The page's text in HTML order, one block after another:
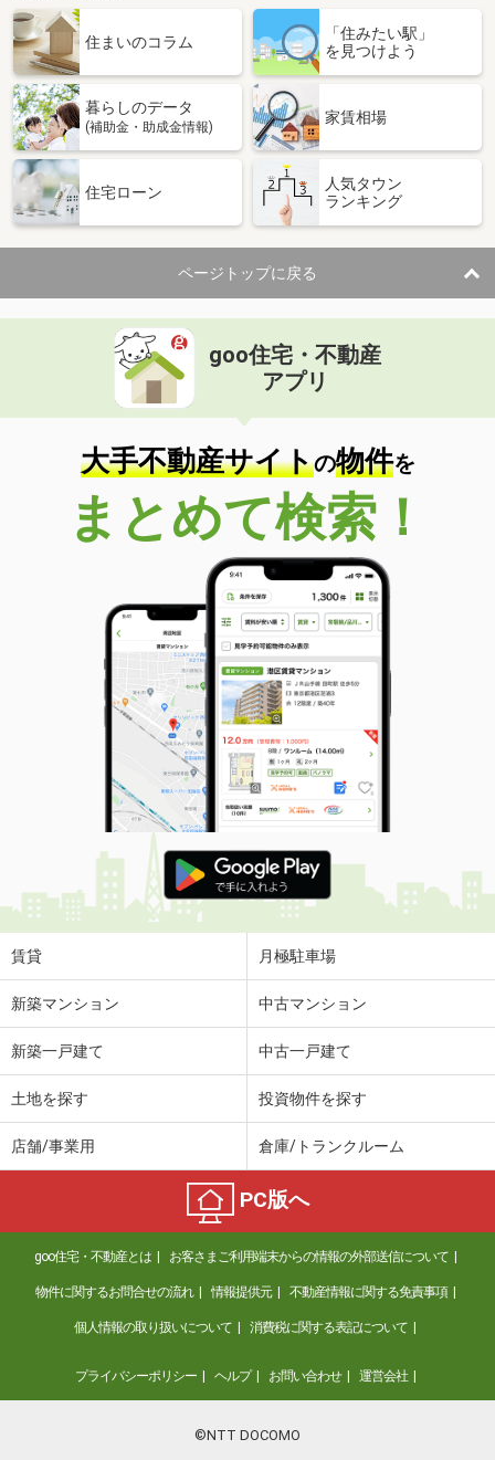
住まいのコラム
「住みたい駅」
を見つけよう
暮らしのデータ
(補助金・助成金情報)
家賃相場
住宅ローン
人気タウン
ランキング
ページトップに戻る
goo住宅・不動産
アプリ
大手不動産サイトの物件を
まとめて検索！
賃貸 月極駐車場
新築マンション 中古マンション
新築一戸建て 中古一戸建て
土地を探す 投資物件を探す
店舗/事業用 倉庫/トランクルーム
PC版へ
goo住宅・不動産とは お客さまご利用端末からの情報の外部送信について
物件に関するお問合せの流れ 情報提供元 不動産情報に関する免責事項
個人情報の取り扱いについて 消費税に関する表記について
プライバシーポリシー ヘルプ お問い合わせ 運営会社
©NTT DOCOMO